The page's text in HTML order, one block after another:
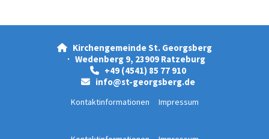

Kirchengemeinde St. Georgsberg
· Wedenberg 9, 23909 Ratzeburg
 +49 (4541) 85 77 910
 info@st-georgsberg.de
Kontaktinformationen Impressum